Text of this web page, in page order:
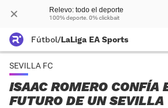
Relevo: todo el deporte
100% deporte. 0% clickbait
Fútbol/LaLiga EA Sports
SEVILLA FC
ISAAC ROMERO CONFÍA
FUTURO DE UN SEVILLA